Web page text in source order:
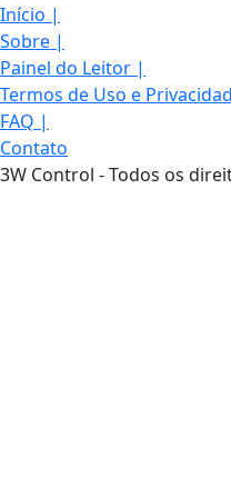
Início |
Sobre |
Painel do Leitor |
Termos de Uso e
FAQ |
Contato
3W Control - Todos os